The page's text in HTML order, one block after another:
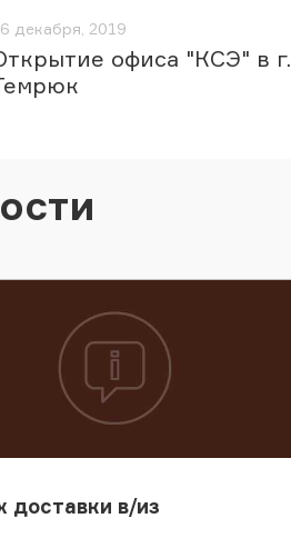
декабря, 2019
офиса "КСЭ" в г.
доставки в/из